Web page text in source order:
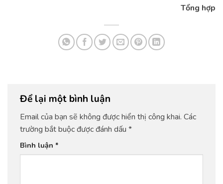
Tổng hợp
Để lại một bình luận
Email của bạn sẽ không được hiển thị công khai. Các
trường bắt buộc được đánh dấu *
Bình luận *